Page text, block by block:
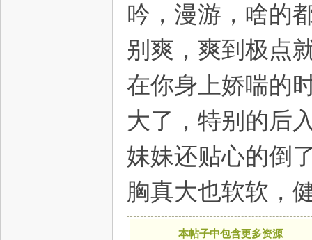
吟，漫游，啥的
别爽，爽到极点
在你身上娇喘的
大了，特别的后
妹妹还贴心的倒
胸真大也软软，
本帖子中包含更多资源